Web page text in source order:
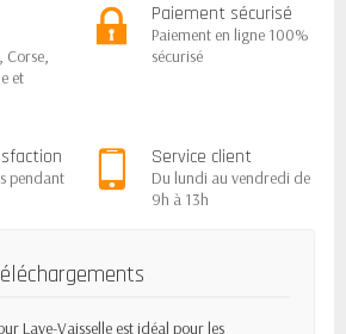
Corse,
et
Paiement sécurisé
Paiement en ligne 100%
sécurisé
pendant
Service client
Du lundi au vendredi de
9h à 13h
Lave-Vaisselle est idéal pour les